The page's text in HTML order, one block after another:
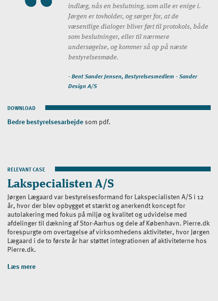
indlæg, nås en beslutning, som alle er enige i.
Jørgen er tovholder, og sørger for, at de
væsentlige dialoger bliver ført til protokols, både
som beslutninger, eller til nærmere
undersøgelse, og kommer så op på næste
bestyrelsesmøde.
- Bent Sander Jensen, Bestyrelsesmedlem - Sander
Design A/S
DOWNLOAD
Bedre bestyrelsesarbejdesom pdf.
RELEVANT CASE
Lakspecialisten A/S
Jørgen Lægaard var bestyrelsesformand for Lakspecialisten A/S i 12
år, hvor der blev opbygget et stærkt og anerkendt koncept for
autolakering med fokus på miljø og kvalitet og udvidelse med
afdelinger til dækning af Stor-Aarhus og dele af København. Pierre.dk
forespurgte om overtagelse af virksomhedens aktiviteter, hvor Jørgen
Lægaard i de to første år har støttet integrationen af aktiviteterne hos
Pierre.dk.
Læs mere